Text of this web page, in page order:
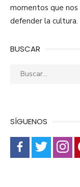
momentos que nos
defender la
BUSCAR
Buscar:
SÍGUENOS